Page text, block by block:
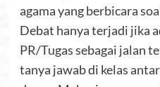
agama yang berbicara
Debat hanya terjadi jika
PR/Tugas sebagai jalan
tanya jawab di kelas